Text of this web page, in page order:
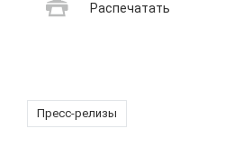
Распечатать
Пресс-релизы